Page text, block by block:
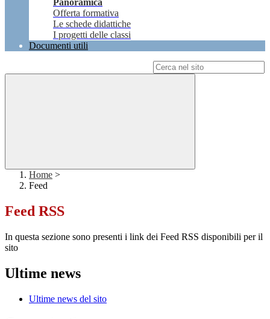
Panoramica
Offerta formativa
Le schede didattiche
I progetti delle classi
Documenti utili
Home >
Feed
Feed RSS
In questa sezione sono presenti i link dei Feed RSS disponibili per il
sito
Ultime news
Ultime news del sito